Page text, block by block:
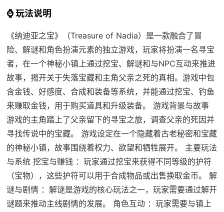
⌚ 玩法说明
《纳迪亚之宝》（Treasure of Nadia）是一款融合了冒
险、解谜和角色扮演元素的独立游戏，玩家将扮演一名寻宝
者，在一个神秘小镇上通过挖宝、解谜和与NPC互动来推进
故事，揭开关于失落宝藏和主角父亲之死的真相。游戏中包
含金钱、好感度、合成和装备等系统，并能通过挖宝、钓鱼
来赚取金钱，用于购买道具和升级装备。 游戏背景与故事
游戏的主角踏上了父亲留下的寻宝之旅，调查父亲的死因并
寻找传说中的宝藏。 游戏设定在一个隐藏着古老秘密和宝藏
的神秘小镇，故事围绕着权力、欲望和牺牲展开。 主要玩法
与系统 挖宝与赚钱 ：玩家通过挖宝来获得不同等级的护符
（宝物），这些护符可以用于合成物品或出售换取金币。 解
谜与剧情 ：解谜是游戏的核心玩法之一，玩家需要通过解开
谜题来推动主线剧情的发展。 角色互动 ：玩家需要与镇上